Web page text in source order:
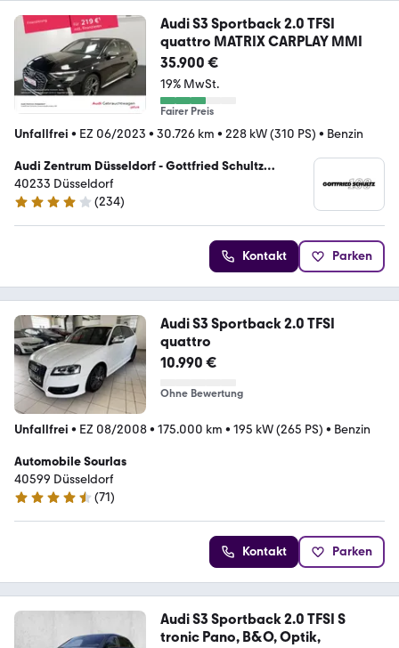
Audi S3 Sportback 2.0 TFSI
quattro MATRIX CARPLAY MMI
35.900 €
19% MwSt.
Fairer Preis
Unfallfrei • EZ 06/2023 • 30.726 km • 228 kW (310 PS) • Benzin
Audi Zentrum Düsseldorf - Gottfried Schultz
Automobilhandels SE
40233 Düsseldorf
4.2 Sterne
(234)
Kontakt Parken
Audi S3 Sportback 2.0 TFSI
quattro
10.990 €
Ohne Bewertung
Unfallfrei • EZ 08/2008• 175.000 km • 195 kW (265 PS) • Benzin
Automobile Sourlas
40599 Düsseldorf
4.6 Sterne
(71)
Kontakt Parken
Audi S3 Sportback 2.0 TFSI S
tronic Pano, B&O, Optik,